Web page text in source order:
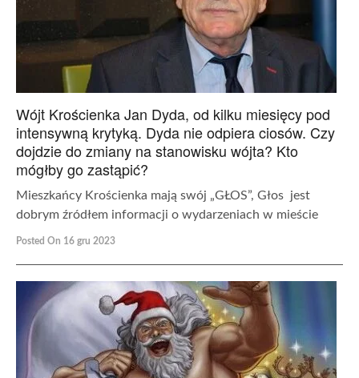
Wójt Krościenka Jan Dyda, od kilku miesięcy pod
intensywną krytyką. Dyda nie odpiera ciosów. Czy
dojdzie do zmiany na stanowisku wójta? Kto
mógłby go zastąpić?
Mieszkańcy Krościenka mają swój „GŁOS”, Głos jest
dobrym źródłem informacji o wydarzeniach w mieście
Posted On 16 gru 2023